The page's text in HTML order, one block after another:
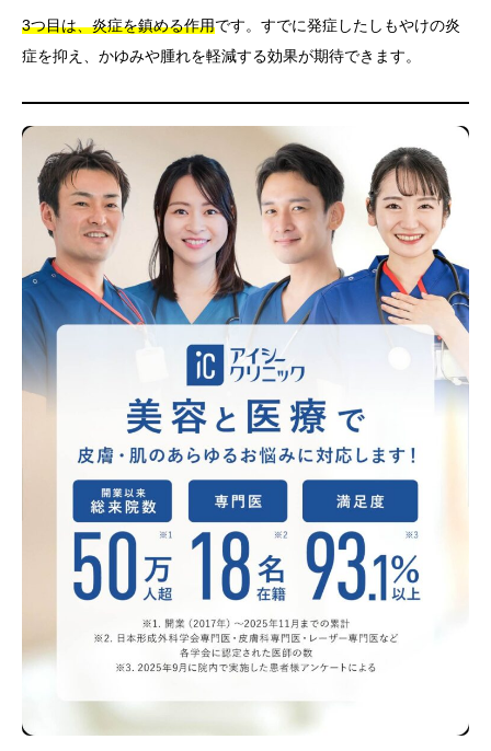
3つ目は、炎症を鎮める作用です。すでに発症したしもやけの炎
症を抑え、かゆみや腫れを軽減する効果が期待できます。